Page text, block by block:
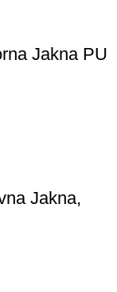
Jakna PU
Jakna,